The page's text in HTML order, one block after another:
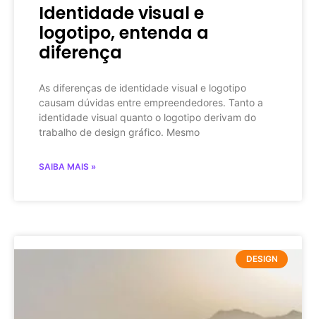
Identidade visual e
logotipo, entenda a
diferença
As diferenças de identidade visual e logotipo
causam dúvidas entre empreendedores. Tanto a
identidade visual quanto o logotipo derivam do
trabalho de design gráfico. Mesmo
SAIBA MAIS »
DESIGN